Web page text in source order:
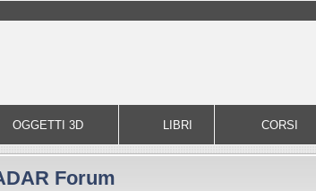
OGGETTI 3D LIBRI CORSI
Forum